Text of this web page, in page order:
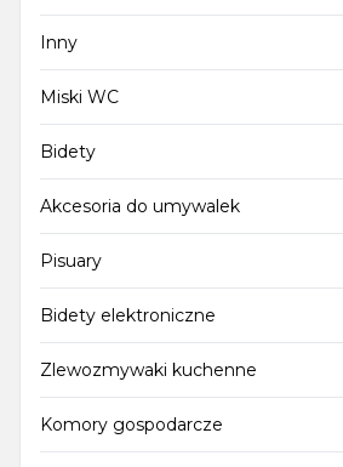
Inny
Miski WC
Bidety
Akcesoria do umywalek
Pisuary
Bidety elektroniczne
Zlewozmywaki kuchenne
Komory gospodarcze